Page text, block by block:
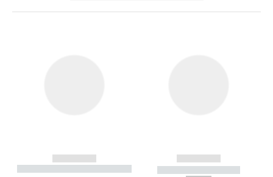
------------
----------- ----------- --------
------------
----------- -----------